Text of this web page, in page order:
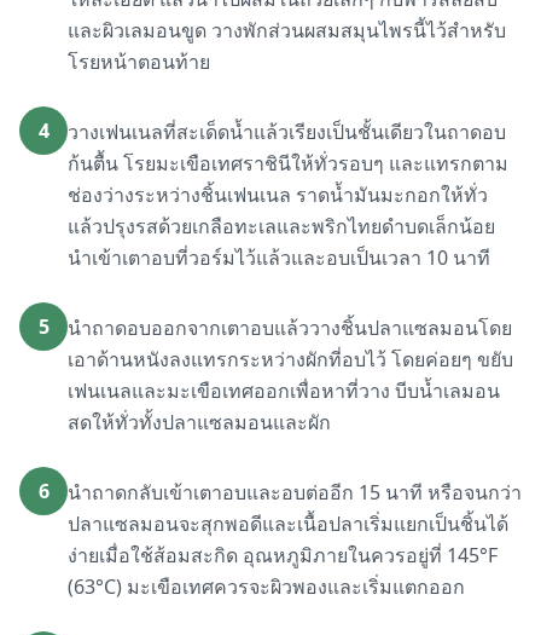
และผิวเลมอนขูด วางพักส่วนผสมสมุนไพรนี้ไว้สำหรับ
โรยหน้าตอนท้าย
4
วางเฟนเนลที่สะเด็ดน้ำแล้วเรียงเป็นชั้นเดียวในถาดอบ
ก้นตื้น โรยมะเขือเทศราชินีให้ทั่วรอบๆ และแทรกตาม
ช่องว่างระหว่างชิ้นเฟนเนล ราดน้ำมันมะกอกให้ทั่ว
แล้วปรุงรสด้วยเกลือทะเลและพริกไทยดำบดเล็กน้อย
นำเข้าเตาอบที่วอร์มไว้แล้วและอบเป็นเวลา 10 นาที
5
นำถาดอบออกจากเตาอบแล้ววางชิ้นปลาแซลมอนโดย
เอาด้านหนังลงแทรกระหว่างผักที่อบไว้ โดยค่อยๆ ขยับ
เฟนเนลและมะเขือเทศออกเพื่อหาที่วาง บีบน้ำเลมอน
สดให้ทั่วทั้งปลาแซลมอนและผัก
6
นำถาดกลับเข้าเตาอบและอบต่ออีก 15 นาที หรือจนกว่า
ปลาแซลมอนจะสุกพอดีและเนื้อปลาเริ่มแยกเป็นชิ้นได้
ง่ายเมื่อใช้ส้อมสะกิด อุณหภูมิภายในควรอยู่ที่ 145°F
(63°C) มะเขือเทศควรจะผิวพองและเริ่มแตกออก